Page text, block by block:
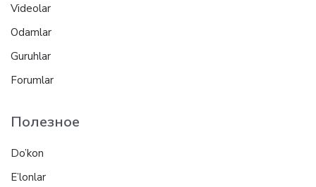
Videolar
Odamlar
Guruhlar
Forumlar
Полезное
Do’kon
E’lonlar